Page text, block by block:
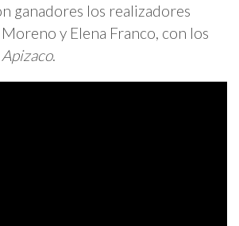
ganadores los realizadores
y Elena Franco, con los
Apizaco.